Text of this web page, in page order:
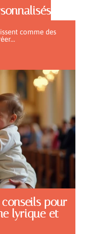
comme des
…
conseils pour
lyrique et